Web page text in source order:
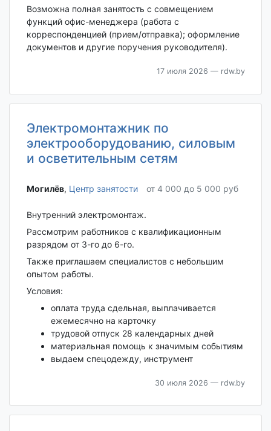
Возможна полная занятость с совмещением
функций офис-менеджера (работа с
корреспонденцией (прием/отправка); оформление
документов и другие поручения руководителя).
17 июля 2026 — rdw.by
Электромонтажник по
электрооборудованию, силовым
и осветительным сетям
Могилёв‎, Центр занятости от 4 000 до 5 000 руб
Внутренний электромонтаж.
Рассмотрим работников с квалификационным
разрядом от 3-го до 6-го.
Также приглашаем специалистов с небольшим
опытом работы.
Условия:
оплата труда сдельная, выплачивается
ежемесячно на карточку
трудовой отпуск 28 календарных дней
материальная помощь к значимым событиям
выдаем спецодежду, инструмент
30 июля 2026 — rdw.by